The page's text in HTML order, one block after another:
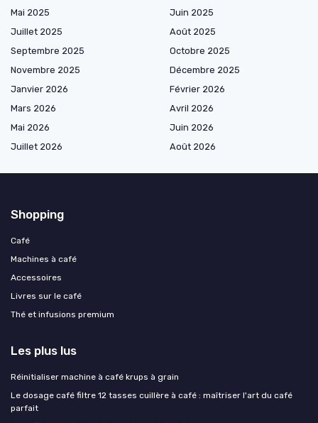
Mai 2025
Juin 2025
Juillet 2025
Août 2025
Septembre 2025
Octobre 2025
Novembre 2025
Décembre 2025
Janvier 2026
Février 2026
Mars 2026
Avril 2026
Mai 2026
Juin 2026
Juillet 2026
Août 2026
Shopping
Café
Machines à café
Accessoires
Livres sur le café
Thé et infusions premium
Les plus lus
Réinitialiser machine à café krups à grain
Le dosage café filtre 12 tasses cuillère à café : maîtriser l'art du café
parfait